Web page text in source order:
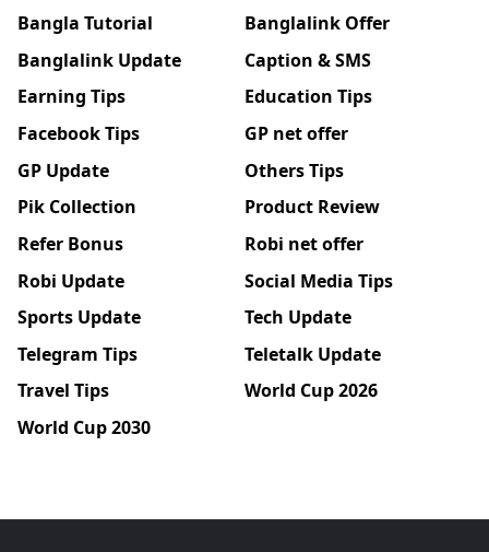
Bangla Tutorial
Banglalink Offer
Banglalink Update
Caption & SMS
Earning Tips
Education Tips
Facebook Tips
GP net offer
GP Update
Others Tips
Pik Collection
Product Review
Refer Bonus
Robi net offer
Robi Update
Social Media Tips
Sports Update
Tech Update
Telegram Tips
Teletalk Update
Travel Tips
World Cup 2026
World Cup 2030